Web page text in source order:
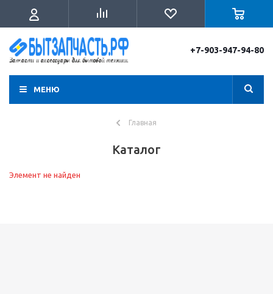
+7-903-947-94-80
МЕНЮ
Главная
Каталог
Элемент не найден